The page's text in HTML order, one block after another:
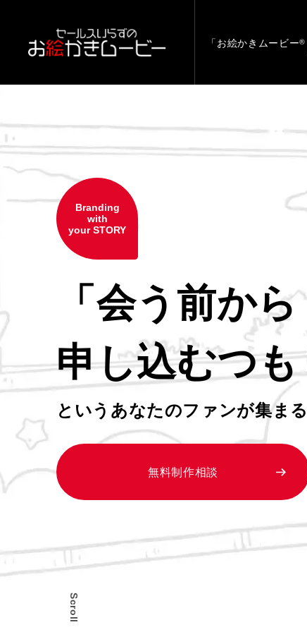
「お絵かきムービー®
Branding
with
your STORY
「会う前から
申し込むつ
というあなたのファンが集まる
無料制作相談
Scroll